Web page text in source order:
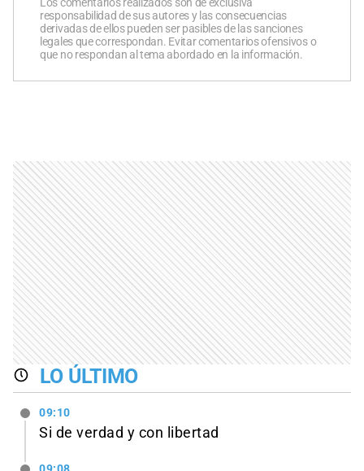
responsabilidad de sus autores y las consecuencias
derivadas de ellos pueden ser pasibles de las sanciones
legales que correspondan. Evitar comentarios ofensivos o
que no respondan al tema abordado en la información.
LO ÚLTIMO
09:10
Si de verdad y con libertad